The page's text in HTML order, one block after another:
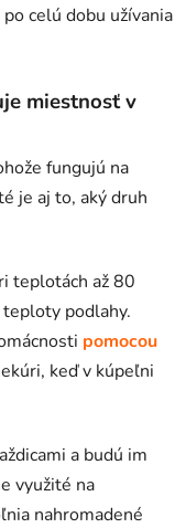
celú dobu užívania
miestnosť v
fungujú na
je aj to, aký druh
teplotách až 80
podlahy.
pomocou
keď v kúpeľni
a budú im
využité na
nahromadené